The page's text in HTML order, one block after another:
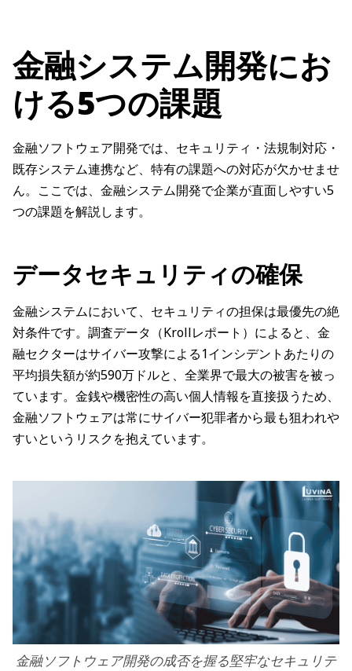
金融システム開発にお
ける5つの課題
金融ソフトウェア開発では、セキュリティ・法規制対応・
既存システム連携など、特有の課題への対応が欠かせませ
ん。ここでは、金融システム開発で企業が直面しやすい5
つの課題を解説します。
データセキュリティの確保
金融システムにおいて、セキュリティの担保は最優先の絶
対条件です。調査データ（Krollレポート）によると、金
融セクターはサイバー攻撃による1インシデントあたりの
平均損失額が約590万ドルと、全業界で最大の被害を被っ
ています。金銭や機密性の高い個人情報を直接扱うため、
金融ソフトウェアは常にサイバー犯罪者から最も狙われや
すいというリスクを抱えています。
金融ソフトウェア開発の成否を握る堅牢なセキュリテ